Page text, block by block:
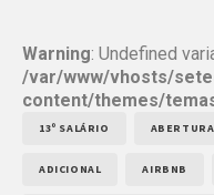
Warning: Undefined
/var/www/vhosts/
content/themes/
13º SALÁRIO
ADICIONAL AIRBNB